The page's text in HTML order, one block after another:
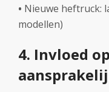
• Nieuwe heftruck:
modellen)
4. Invloed